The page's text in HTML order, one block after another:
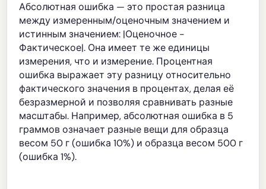
Абсолютная ошибка — это простая разница
между измеренным/оценочным значением и
истинным значением: |Оценочное -
Фактическое|. Она имеет те же единицы
измерения, что и измерение. Процентная
ошибка выражает эту разницу относительно
фактического значения в процентах, делая её
безразмерной и позволяя сравнивать разные
масштабы. Например, абсолютная ошибка в 5
граммов означает разные вещи для образца
весом 50 г (ошибка 10%) и образца весом 500 г
(ошибка 1%).